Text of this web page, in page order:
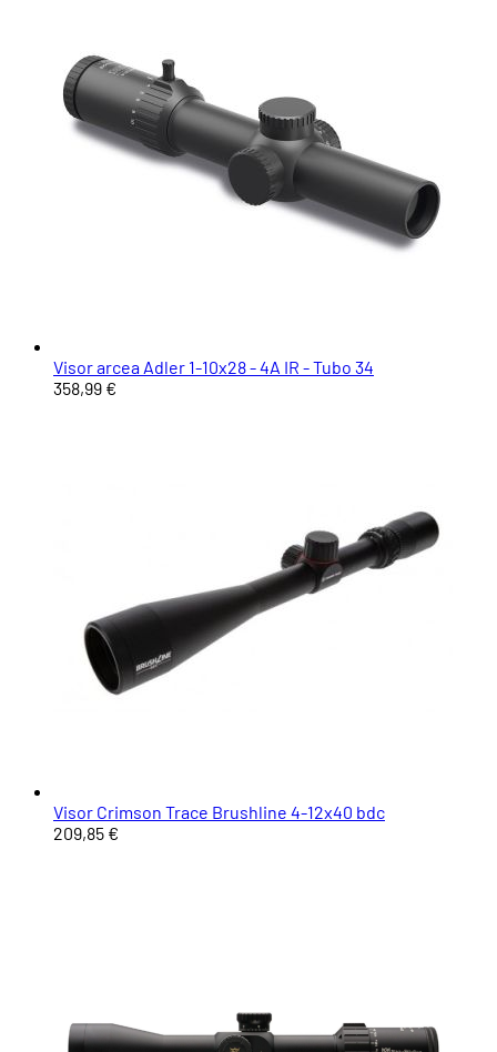
Visor arcea Adler 1-10x28 - 4A IR - Tubo 34
358,99 €
Visor Crimson Trace Brushline 4-12x40 bdc
209,85 €